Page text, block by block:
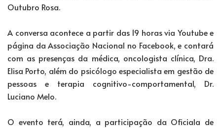
Outubro Rosa.
A conversa acontece a partir das 19 horas via Youtube e
página da Associação Nacional no Facebook, e contará
com as presenças da médica, oncologista clínica, Dra.
Elisa Porto, além do psicólogo especialista em gestão de
pessoas e terapia cognitivo-comportamental, Dr.
Luciano Melo.
O evento terá, ainda, a participação da Oficiala de